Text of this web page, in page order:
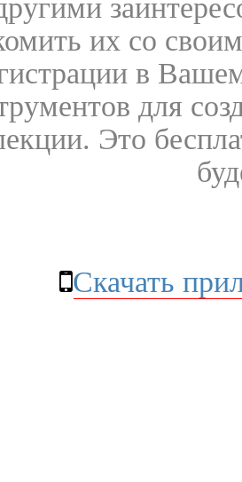
их со
в
для
Это
Скачать